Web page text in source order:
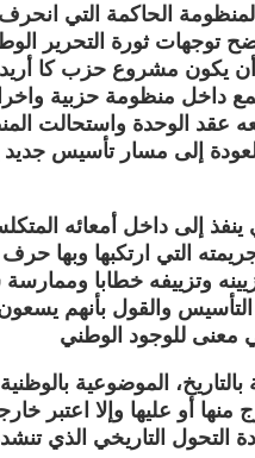
الحاكمة التي
ثورة التحرير
أن يكون مشروع حزب كا
منظومة حزبية
عقد الوحدة واستحالت
إلى مسار تأسيس
إلى داخل أمعائه
التي ارتكبها وبها
وتزييفه خطابا وممارسة
وبتخوين مطالبي إعادة التأسيس والقول
الموضوعية
أو عليها وإلا اعتبر